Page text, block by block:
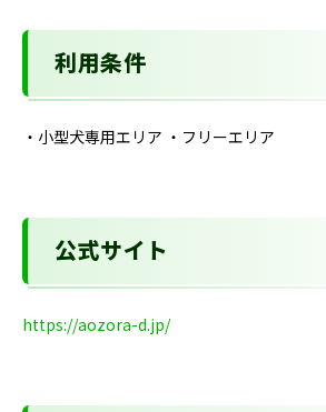
利用条件
・小型犬専用エリア ・フリーエリア
公式サイト
https://aozora-d.jp/